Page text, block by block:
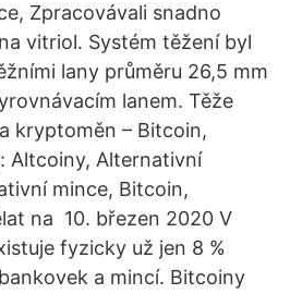
Zpracovávali snadno
vitriol. Systém těžení byl
lany průměru 26,5 mm
lanem. Těže
kryptoměn – Bitcoin,
Altcoiny, Alternativní
mince, Bitcoin,
na 10. březen 2020 V
fyzicky už jen 8 %
a mincí. Bitcoiny